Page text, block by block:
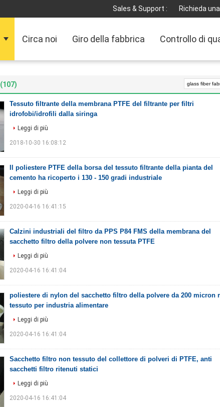
Sales & Support : Richieda
Circa noi Giro della fabbrica Controllo di
(107)
Tessuto filtrante della membrana PTFE del filtrante per filtri
idrofobi/idrofili dalla siringa
Leggi di più
2018-10-30 16:08:12
Il poliestere PTFE della borsa del tessuto filtrante della pianta del
cemento ha ricoperto i 130 - 150 gradi industriale
Leggi di più
2020-04-16 16:41:15
Calzini industriali del filtro da PPS P84 FMS della membrana del
sacchetto filtro della polvere non tessuta PTFE
Leggi di più
2020-04-16 16:41:04
poliestere di nylon del sacchetto filtro della polvere da 200 micron
tessuto per industria alimentare
Leggi di più
2020-04-16 16:41:04
Sacchetto filtro non tessuto del collettore di polveri di PTFE, anti
sacchetti filtro ritenuti statici
Leggi di più
2020-04-16 16:41:04